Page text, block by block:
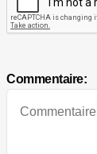
Commentaire: